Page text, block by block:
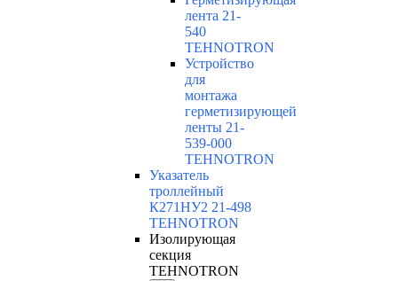
лента 21-
540
TEHNOTRON
Устройство
для
монтажа
герметизирующей
ленты 21-
539-000
TEHNOTRON
Указатель
троллейный
К271НУ2 21-498
TEHNOTRON
Изолирующая
секция
TEHNOTRON